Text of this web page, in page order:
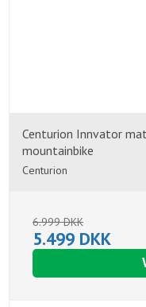
Centurion Innvator
mountainbike
Centurion
6.999 DKK
5.499 DKK